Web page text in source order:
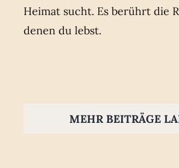
Heimat sucht. Es berührt die
denen du lebst.
MEHR BEITRÄGE